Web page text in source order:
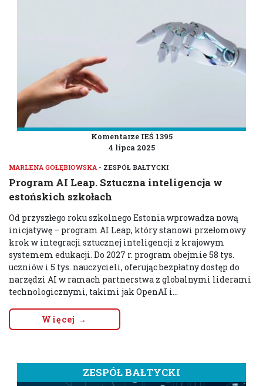
Komentarze IEŚ 1395
4 lipca 2025
MARLENA GOŁĘBIOWSKA - ZESPÓŁ BAŁTYCKI
Program AI Leap. Sztuczna inteligencja w
estońskich szkołach
Od przyszłego roku szkolnego Estonia wprowadza nową
inicjatywę – program AI Leap, który stanowi przełomowy
krok w integracji sztucznej inteligencji z krajowym
systemem edukacji. Do 2027 r. program obejmie 58 tys.
uczniów i 5 tys. nauczycieli, oferując bezpłatny dostęp do
narzędzi AI w ramach partnerstwa z globalnymi liderami
technologicznymi, takimi jak OpenAI i...
Więcej →
ZESPÓŁ BAŁTYCKI